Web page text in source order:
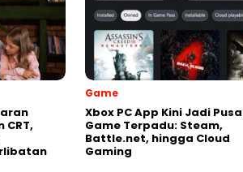
Game
Xbox PC App Kini Jadi
Game Terpadu: Steam,
Battle.net, hingga Cloud
Gaming